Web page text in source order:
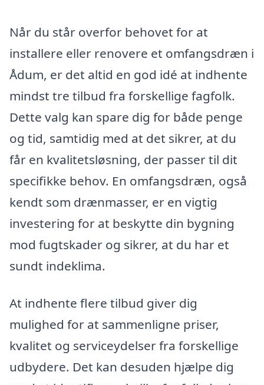
Når du står overfor behovet for at
installere eller renovere et omfangsdræn i
Ådum, er det altid en god idé at indhente
mindst tre tilbud fra forskellige fagfolk.
Dette valg kan spare dig for både penge
og tid, samtidig med at det sikrer, at du
får en kvalitetsløsning, der passer til dit
specifikke behov. En omfangsdræn, også
kendt som drænmasser, er en vigtig
investering for at beskytte din bygning
mod fugtskader og sikrer, at du har et
sundt indeklima.
At indhente flere tilbud giver dig
mulighed for at sammenligne priser,
kvalitet og serviceydelser fra forskellige
udbydere. Det kan desuden hjælpe dig